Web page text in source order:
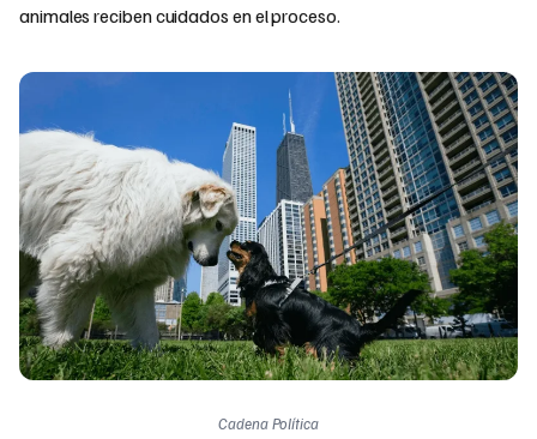
animales reciben cuidados en el proceso.
Cadena Política